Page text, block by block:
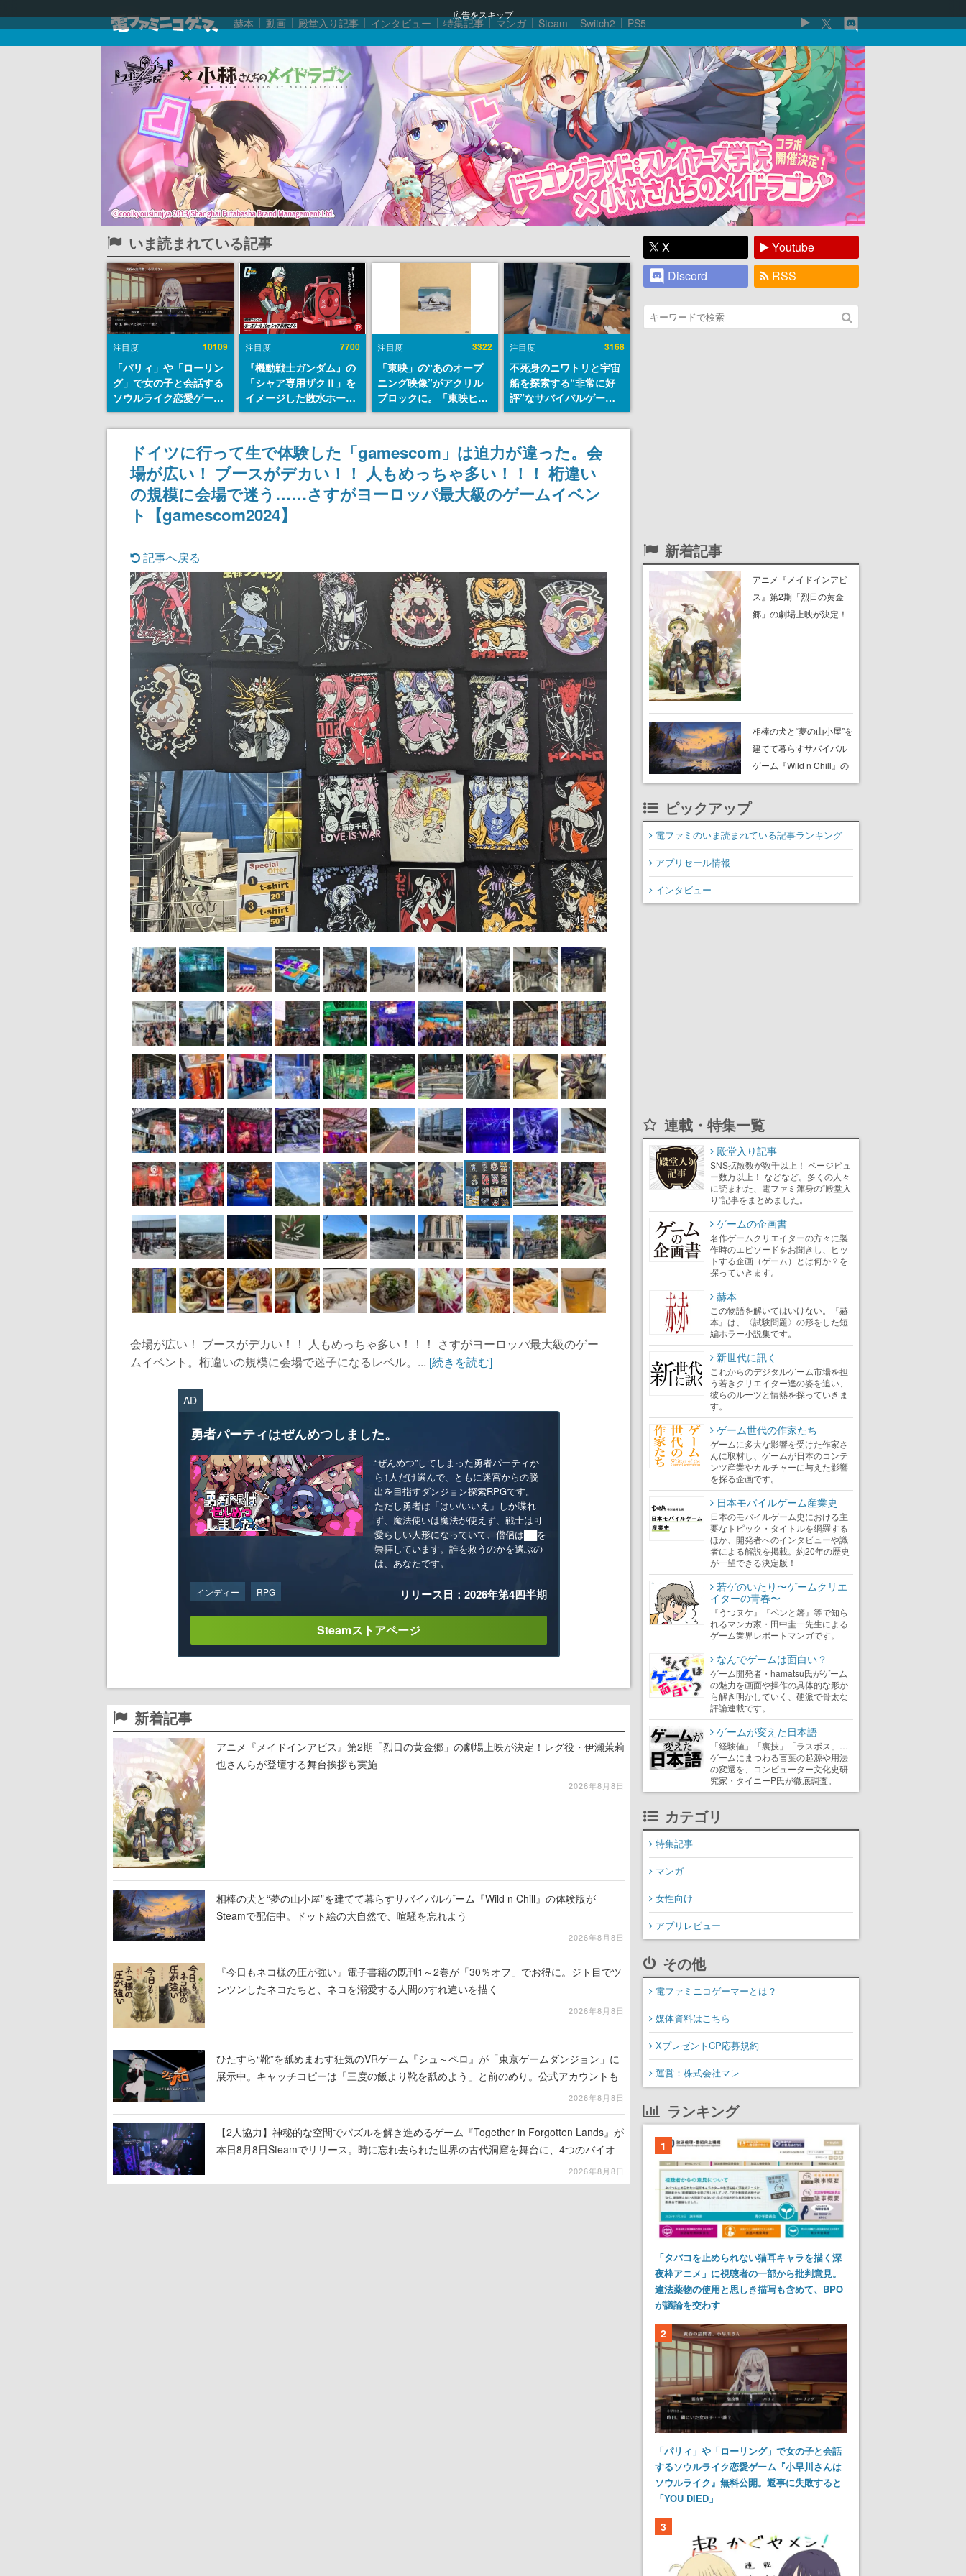
広告をスキップ
赫本 動画 殿堂入り記事 インタビュー 特集記事 マンガ Steam Switch2 PS5
いま読まれている記事
注目度 10109
「パリィ」や「ローリン
グ」で女の子と会話する
ソウルライク恋愛ゲーム
『小早川さんはソウルラ
イク』無料公開。返事に
失敗すると「YOU
DIED」
注目度 7700
『機動戦士ガンダム』の
「シャア専用ザクⅡ」を
イメージした散水ホース
リールが予約開始。本体
にはシャアのパーソナル
マークやジオン公国軍の
エンブレム、型式番号な
どを配置
注目度 3322
「東映」の“あのオープ
ニング映像”がアクリル
ブロックに。「東映ヒス
トリカル グッズコレクシ
ョン」が8月下旬より発
注目度 3168
不死身のニワトリと宇宙
船を探索する“非常に好
評”なサバイバルゲーム
『Breathedge』が無料
で配布中。入手できる期
間は8月10日まで
ドイツに行って生で体験した「gamescom」は迫力が違った。会
場が広い！ ブースがデカい！！ 人もめっちゃ多い！！！ 桁違い
の規模に会場で迷う……さすがヨーロッパ最大級のゲームイベン
ト【gamescom2024】
記事へ戻る
48 / 70
会場が広い！ ブースがデカい！！ 人もめっちゃ多い！！！ さすがヨーロッパ最大級のゲー
ムイベント。桁違いの規模に会場で迷子になるレベル。... [続きを読む]
AD
勇者パーティはぜんめつしました。
“ぜんめつ”してしまった勇者パーティか
ら1人だけ選んで、ともに迷宮からの脱
出を目指すダンジョン探索RPGです。
ただし勇者は「はい/いいえ」しか喋れ
ず、魔法使いは魔法が使えず、戦士は可
愛らしい人形になっていて、僧侶は██を
崇拝しています。誰を救うのかを選ぶの
は、あなたです。
インディー RPG リリース日：2026年第4四半期
Steamストアページ
新着記事
アニメ『メイドインアビス』第2期「烈日の黄金郷」の劇場上映が決定！レグ役・伊瀬茉莉
也さんらが登壇する舞台挨拶も実施
2026年8月8日
相棒の犬と“夢の山小屋”を建てて暮らすサバイバルゲーム『Wild n Chill』の体験版が
Steamで配信中。ドット絵の大自然で、喧騒を忘れよう
2026年8月8日
『今日もネコ様の圧が強い』電子書籍の既刊1～2巻が「30％オフ」でお得に。ジト目でツ
ンツンしたネコたちと、ネコを溺愛する人間のすれ違いを描く
2026年8月8日
ひたすら“靴”を舐めまわす狂気のVRゲーム『シュ～ペロ』が「東京ゲームダンジョン」に
展示中。キャッチコピーは「三度の飯より靴を舐めよう」と前のめり。公式アカウントも
2026年8月8日
【2人協力】神秘的な空間でパズルを解き進めるゲーム『Together in Forgotten Lands』が
本日8月8日Steamでリリース。時に忘れ去られた世界の古代洞窟を舞台に、4つのバイオ
2026年8月8日
X
Youtube
Discord
RSS
新着記事
アニメ『メイドインアビ
ス』第2期「烈日の黄金
郷」の劇場上映が決定！
相棒の犬と“夢の山小屋”を
建てて暮らすサバイバル
ゲーム『Wild n Chill』の
体験版がSteamで配信
ピックアップ
電ファミのいま読まれている記事ランキング
アプリセール情報
インタビュー
連載・特集一覧
殿堂入り記事
SNS拡散数が数千以上！ ページビュ
ー数万以上！ などなど。多くの人々
に読まれた、電ファミ渾身の“殿堂入
り”記事をまとめました。
ゲームの企画書
名作ゲームクリエイターの方々に製
作時のエピソードをお聞きし、ヒッ
トする企画（ゲーム）とは何か？を
探っていきます。
赫本
この物語を解いてはいけない。『赫
本』は、〈試験問題〉の形をした短
編ホラー小説集です。
新世代に訊く
これからのデジタルゲーム市場を担
う若きクリエイター達の姿を追い、
彼らのルーツと情熱を探っていきま
す。
ゲーム世代の作家たち
ゲームに多大な影響を受けた作家さ
んに取材し、ゲームが日本のコンテ
ンツ産業やカルチャーに与えた影響
を探る企画です。
日本モバイルゲーム産業史
日本のモバイルゲーム史における主
要なトピック・タイトルを網羅する
ほか、開発者へのインタビューや識
者による解説を掲載。約20年の歴史
が一望できる決定版！
若ゲのいたり〜ゲームクリエ
イターの青春〜
『うつヌケ』『ペンと箸』等で知ら
れるマンガ家・田中圭一先生による
ゲーム業界レポートマンガです。
なんでゲームは面白い？
ゲーム開発者・hamatsu氏がゲーム
の魅力を画面や操作の具体的な形か
ら解き明かしていく、硬派で骨太な
評論連載です。
ゲームが変えた日本語
「経験値」「裏技」「ラスボス」…
ゲームにまつわる言葉の起源や用法
の変遷を、コンピューター文化史研
究家・タイニーP氏が徹底調査。
カテゴリ
特集記事
マンガ
女性向け
アプリレビュー
その他
電ファミニコゲーマーとは？
媒体資料はこちら
XプレゼントCP応募規約
運営：株式会社マレ
ランキング
1
「タバコを止められない猫耳キャラを描く深
夜枠アニメ」に視聴者の一部から批判意見。
違法薬物の使用と思しき描写も含めて、BPO
が議論を交わす
2
「パリィ」や「ローリング」で女の子と会話
するソウルライク恋愛ゲーム『小早川さんは
ソウルライク』無料公開。返事に失敗すると
「YOU DIED」
3